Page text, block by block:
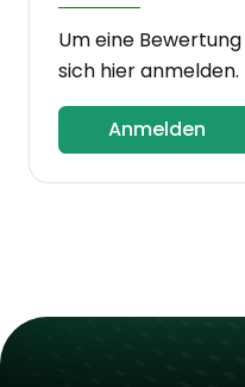
Um eine
sich hier anmelden.
Anmelden